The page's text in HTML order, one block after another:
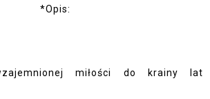
*Opis:
miłości do krainy lat